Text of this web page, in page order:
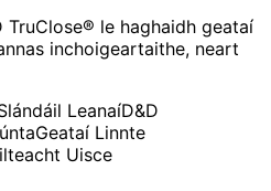
TruClose® le haghaidh geataí
inchoigeartaithe, neart
LeanaíD&D
Geataí Linnte
Uisce